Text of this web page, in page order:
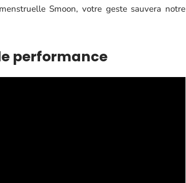
Smoon, votre geste sauvera notre
performance